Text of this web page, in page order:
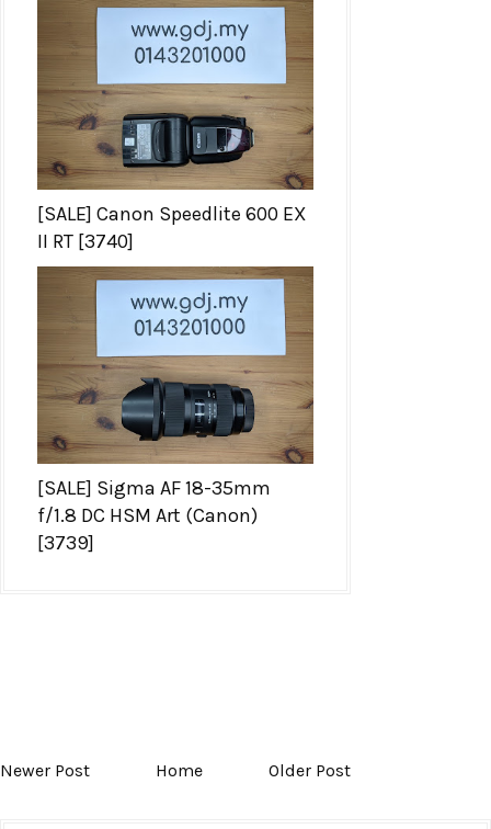
[SALE] Canon Speedlite 600 EX
II RT [3740]
[SALE] Sigma AF 18-35mm
f/1.8 DC HSM Art (Canon)
[3739]
Newer Post Home Older Post